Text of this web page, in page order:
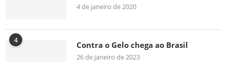
4 de janeiro de 2020
4 Contra o Gelo chega ao Brasil
26 de janeiro de 2023